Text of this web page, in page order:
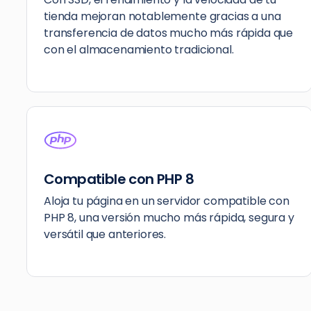
tienda mejoran notablemente gracias a una
transferencia de datos mucho más rápida que
con el almacenamiento tradicional.
Compatible con PHP 8
Aloja tu página en un servidor compatible con
PHP 8, una versión mucho más rápida, segura y
versátil que anteriores.